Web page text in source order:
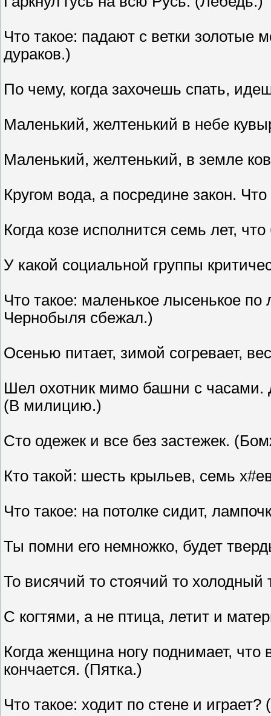
Что такое: падают с ветки золотые
дураков.)
По чему, когда захочешь спать,
Маленький, желтенький в небе
Маленький, желтенький, в земле
Кругом вода, а посредине закон.
Когда козе исполнится семь лет,
У какой социальной группы
Что такое: маленькое лысенькое
Чернобыля сбежал.)
Осенью питает, зимой согревает,
Шел охотник мимо башни с часами.
(В милицию.)
Сто одежек и все без застежек.
Кто такой: шесть крыльев, семь
Что такое: на потолке сидит,
Ты помни его немножко, будет
То висячий то стоячий то
С когтями, а не птица, летит и
Когда женщина ногу поднимает,
кончается. (Пятка.)
Что такое: ходит по стене и